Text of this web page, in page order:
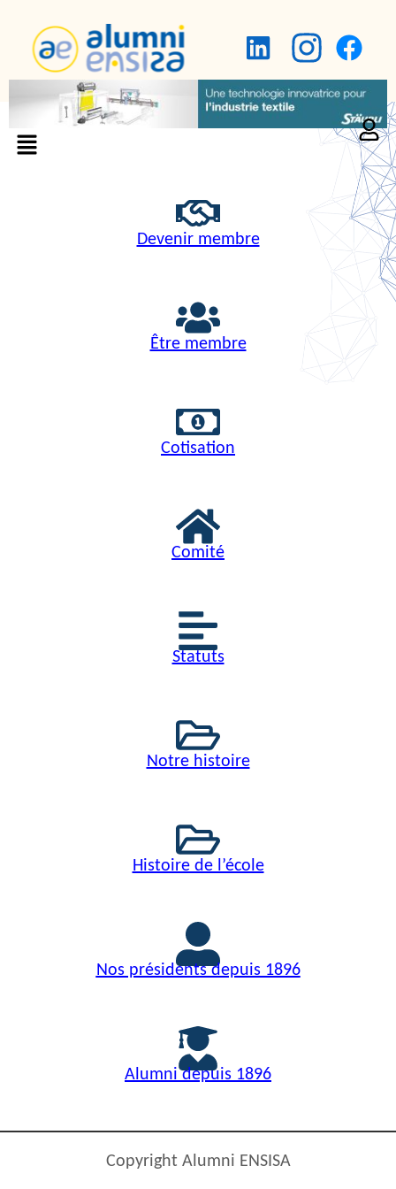
Devenir membre
Être membre
Cotisation
Comité
Statuts
Notre histoire
Histoire de l’école
Nos présidents depuis 1896
Alumni depuis 1896
Copyright Alumni ENSISA